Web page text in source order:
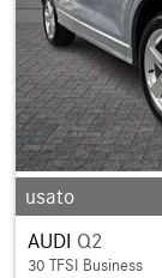
usato
AUDI Q2
30 TFSI Business